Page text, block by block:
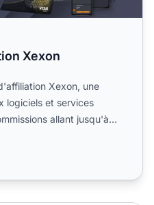
Xexon
Xexon, une
logiciels et services
allant jusqu'à